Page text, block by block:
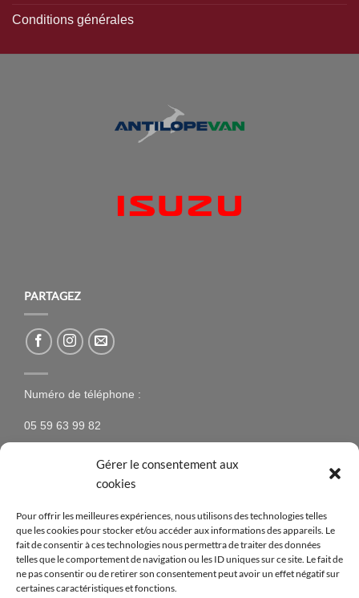
Gérer le consentement aux
cookies
Pour offrir les meilleures expériences, nous utilisons des technologies telles
que les cookies pour stocker et/ou accéder aux informations des appareils. Le
fait de consentir à ces technologies nous permettra de traiter des données
telles que le comportement de navigation ou les ID uniques sur ce site. Le fait de
ne pas consentir ou de retirer son consentement peut avoir un effet négatif sur
certaines caractéristiques et fonctions.
Conditions générales
PARTAGEZ
Numéro de téléphone :
05 59 63 99 82
N’hésitez pas à vous inscrire à la newsletter pour être
tenus au courant des nouveaux produits proposés sur
le site ainsi que des offres spéciales !